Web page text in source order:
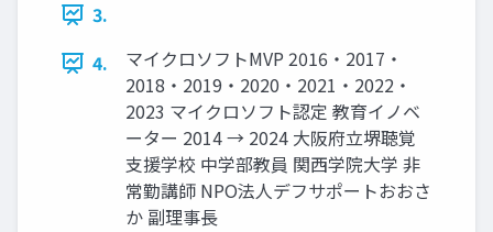
3.
4.
マイクロソフトMVP 2016・2017・
2018・2019・2020・2021・2022・
2023 マイクロソフト認定 教育イノベ
ーター 2014 → 2024 大阪府立堺聴覚
支援学校 中学部教員 関西学院大学 非
常勤講師 NPO法人デフサポートおおさ
か 副理事長